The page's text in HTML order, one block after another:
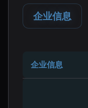
企业信息
企业信息